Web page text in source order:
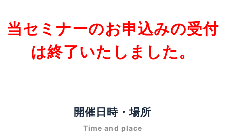
当セミナーのお申込みの受付
は終了いたしました。
開催日時・場所
Time and place